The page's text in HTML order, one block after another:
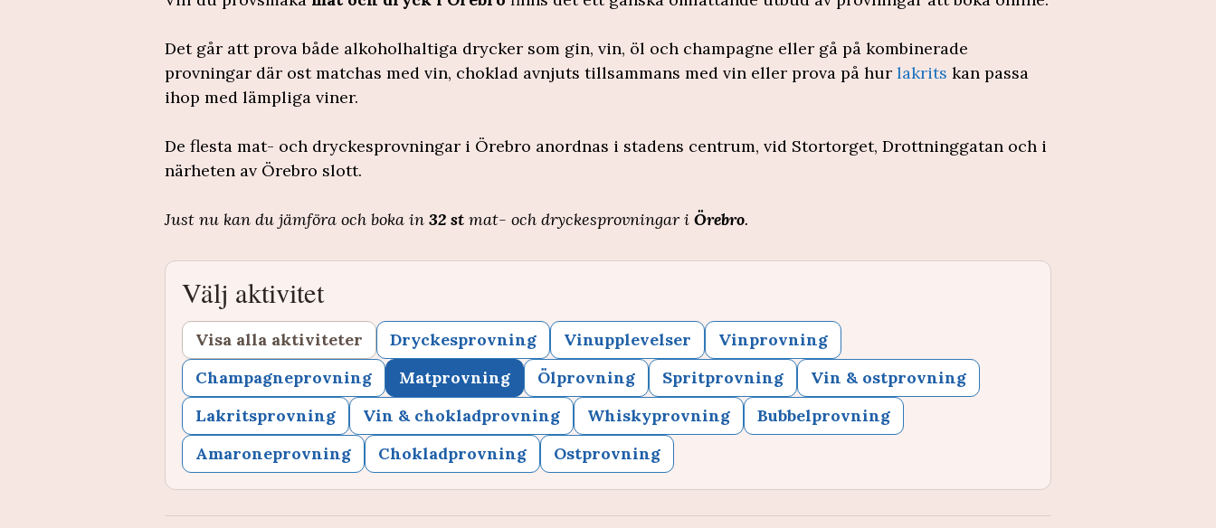
Det går att prova både alkoholhaltiga drycker som gin, vin, öl och champagne eller gå på kombinerade
provningar där ost matchas med vin, choklad avnjuts tillsammans med vin eller prova på hur lakrits kan passa
ihop med lämpliga viner.
De flesta mat- och dryckesprovningar i Örebro anordnas i stadens centrum, vid Stortorget, Drottninggatan och i
närheten av Örebro slott.
Just nu kan du jämföra och boka in 32 st mat- och dryckesprovningar i Örebro.
Välj aktivitet
Visa alla aktiviteter Dryckesprovning Vinupplevelser
Vinprovning
Champagneprovning
Matprovning Ölprovning Spritprovning
Vin & ostprovning
Lakritsprovning
Vin & chokladprovning Whiskyprovning
Bubbelprovning
Amaroneprovning
Chokladprovning Ostprovning